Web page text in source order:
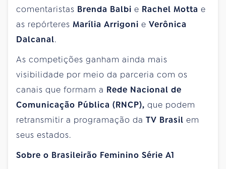
comentaristas Brenda Balbi e Rachel Motta e
as repórteres Marília Arrigoni e Verônica
Dalcanal.
As competições ganham ainda mais
visibilidade por meio da parceria com os
canais que formam a Rede Nacional de
Comunicação Pública (RNCP), que podem
retransmitir a programação da TV Brasil em
seus estados.
Sobre o Brasileirão Feminino Série A1